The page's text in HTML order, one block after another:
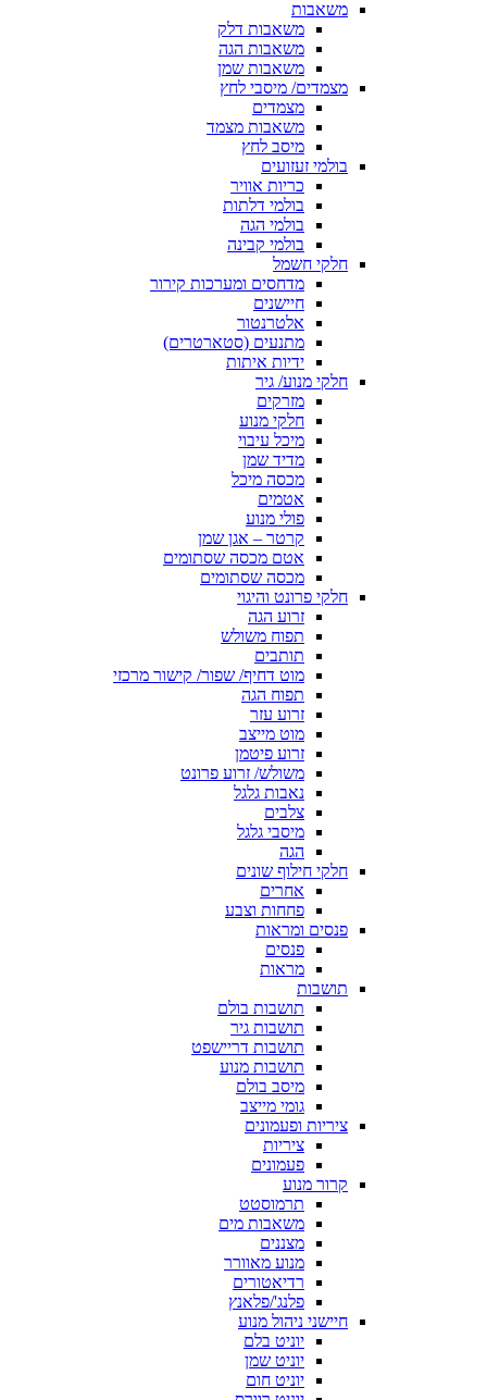
משאבות
משאבות דלק
משאבות הגה
משאבות שמן
מצמדים/ מיסבי לחץ
מצמדים
משאבות מצמד
מיסב לחץ
בולמי זעזועים
כריות אוויר
בולמי דלתות
בולמי הגה
בולמי קבינה
חלקי חשמל
מדחסים ומערכות קירור
חיישנים
אלטרנטור
מתנעים (סטארטרים)
ידיות איתות
חלקי מנוע/ גיר
מזרקים
חלקי מנוע
מיכל עיבוי
מדיד שמן
מכסה מיכל
אטמים
פולי מנוע
קרטר – אגן שמן
אטם מכסה שסתומים
מכסה שסתומים
חלקי פרונט והיגוי
זרוע הגה
תפוח משולש
תותבים
מוט דחיף/ שפור/ קישור מרכזי
תפוח הגה
זרוע עזר
מוט מייצב
זרוע פיטמן
משולש/ זרוע פרונט
נאבות גלגל
צלבים
מיסבי גלגל
הגה
חלקי חילוף שונים
אחרים
פחחות וצבע
פנסים ומראות
פנסים
מראות
תושבות
תושבות בולם
תושבות גיר
תושבות דריישפט
תושבות מנוע
מיסב בולם
גומי מייצב
ציריות ופעמונים
ציריות
פעמונים
קרור מנוע
תרמוסטט
משאבות מים
מצננים
מנוע מאוורר
רדיאטורים
פלנג'/פלאנץ
חיישני ניהול מנוע
יוניט בלם
יוניט שמן
יוניט חום